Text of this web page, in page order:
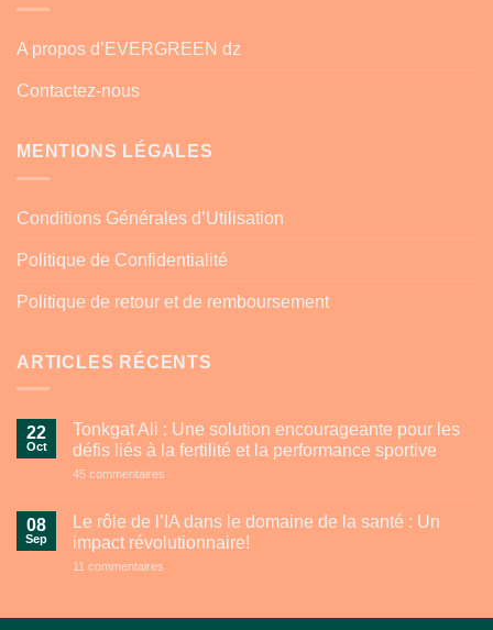
A propos d’EVERGREEN dz
Contactez-nous
MENTIONS LÉGALES
Conditions Générales d’Utilisation
Politique de Confidentialité
Politique de retour et de remboursement
ARTICLES RÉCENTS
22
Oct
Tonkgat Ali : Une solution encourageante pour les
défis liés à la fertilité et la performance sportive
45 commentaires
:
Une
solution
liés
08
Sep
Le rôle de l’IA dans le domaine de la santé : Un
impact révolutionnaire!
11 commentaires